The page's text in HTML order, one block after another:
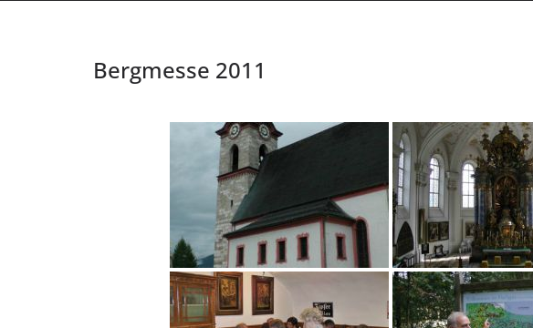
Bergmesse 2011